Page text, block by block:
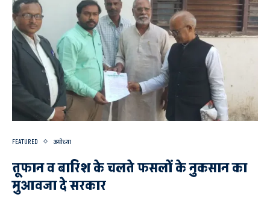
FEATURED अयोध्या
तूफान व बारिश के चलते फसलों के नुकसान का
मुआवजा दे सरकार